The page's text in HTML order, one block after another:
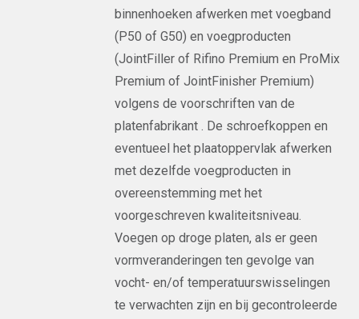
binnenhoeken afwerken met voegband
(P50 of G50) en voegproducten
(JointFiller of Rifino Premium en ProMix
Premium of JointFinisher Premium)
volgens de voorschriften van de
platenfabrikant . De schroefkoppen en
eventueel het plaatoppervlak afwerken
met dezelfde voegproducten in
overeenstemming met het
voorgeschreven kwaliteitsniveau.
Voegen op droge platen, als er geen
vormveranderingen ten gevolge van
vocht- en/of temperatuurswisselingen
te verwachten zijn en bij gecontroleerde